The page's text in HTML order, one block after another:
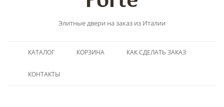
Элитные двери на заказ из Италии
КАТАЛОГ КОРЗИНА КАК СДЕЛАТЬ ЗАКАЗ
КОНТАКТЫ